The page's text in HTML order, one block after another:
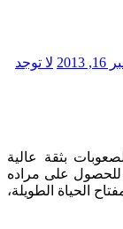
لا توجد
بثقة عالية
للحصول على مراده
الحياة الطويلة،